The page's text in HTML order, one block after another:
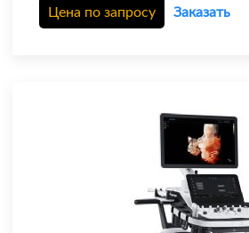
Цена по запросу Заказать